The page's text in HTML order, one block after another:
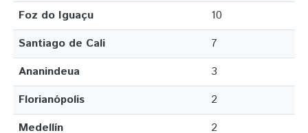
Foz do Iguaçu
10
Santiago de Cali
7
Ananindeua
3
Florianópolis
2
Medellín
2